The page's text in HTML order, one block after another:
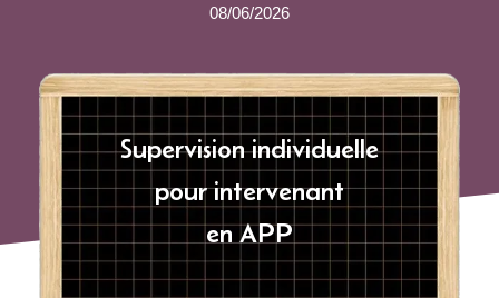
08/06/2026
Supervision individuelle
pour intervenant
en APP